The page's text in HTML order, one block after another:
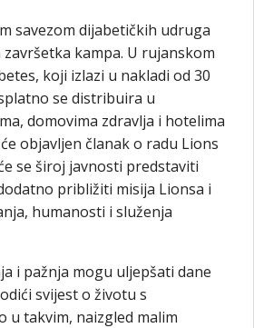
savezom dijabetičkih udruga
kampa. U rujanskom
koji izlazi u nakladi od 30
se distribuira u
domovima zdravlja i hotelima
objavljen članak o radu Lions
se široj javnosti predstaviti
približiti misija Lionsa i
humanosti i služenja
i pažnja mogu uljepšati dane
svijest o životu s
u takvim, naizgled malim